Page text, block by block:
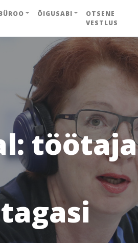
ÕIGUSABI
OTSENE
VESTLUS
töötaja